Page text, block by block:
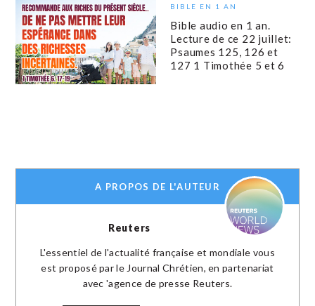
BIBLE EN 1 AN
Bible audio en 1 an.
Lecture de ce 22 juillet:
Psaumes 125, 126 et
127 1 Timothée 5 et 6
A PROPOS DE L'AUTEUR
Reuters
L'essentiel de l'actualité française et mondiale vous
est proposé par le Journal Chrétien, en partenariat
avec 'agence de presse Reuters.